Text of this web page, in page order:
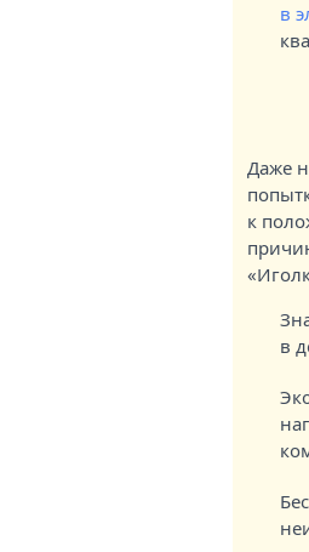
в
Даже
к
в